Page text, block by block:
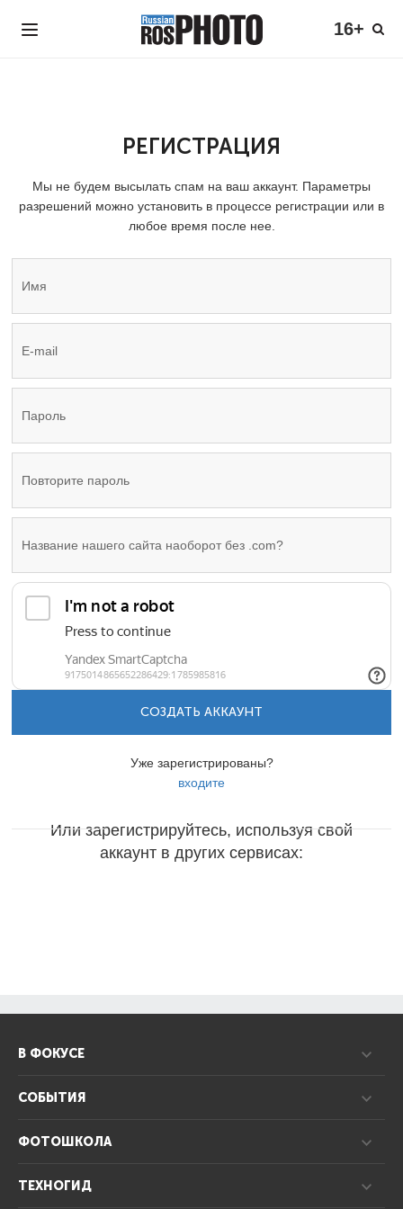
16+
РЕГИСТРАЦИЯ
Мы не будем высылать спам на ваш аккаунт. Параметры
разрешений можно установить в процессе регистрации или в
любое время после нее.
СОЗДАТЬ АККАУНТ
Уже зарегистрированы?
входите
Или зарегистрируйтесь, используя свой
аккаунт в других сервисах:
В ФОКУСЕ
СОБЫТИЯ
ФОТОШКОЛА
ТЕХНОГИД